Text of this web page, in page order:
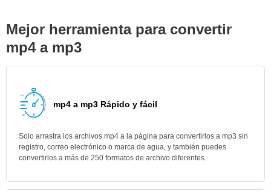
Mejor herramienta para convertir
mp4 a mp3
mp4 a mp3 Rápido y fácil
Solo arrastra los archivos mp4 a la página para convertirlos a mp3 sin
registro, correo electrónico o marca de agua, y también puedes
convertirlos a más de 250 formatos de archivo diferentes.